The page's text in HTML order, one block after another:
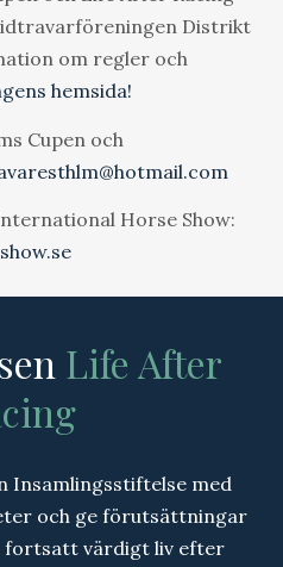
Distrikt
om regler och
hemsida!
Cupen och
Horse Show:
Life After
Insamlingsstiftelse med
och ge förutsättningar
värdigt liv efter